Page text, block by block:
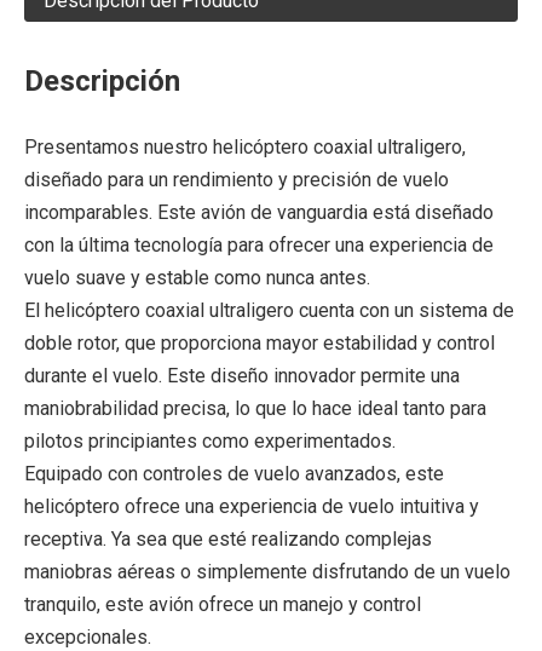
Descripción
Presentamos nuestro helicóptero coaxial ultraligero,
diseñado para un rendimiento y precisión de vuelo
incomparables. Este avión de vanguardia está diseñado
con la última tecnología para ofrecer una experiencia de
vuelo suave y estable como nunca antes.
El helicóptero coaxial ultraligero cuenta con un sistema de
doble rotor, que proporciona mayor estabilidad y control
durante el vuelo. Este diseño innovador permite una
maniobrabilidad precisa, lo que lo hace ideal tanto para
pilotos principiantes como experimentados.
Equipado con controles de vuelo avanzados, este
helicóptero ofrece una experiencia de vuelo intuitiva y
receptiva. Ya sea que esté realizando complejas
maniobras aéreas o simplemente disfrutando de un vuelo
tranquilo, este avión ofrece un manejo y control
excepcionales.